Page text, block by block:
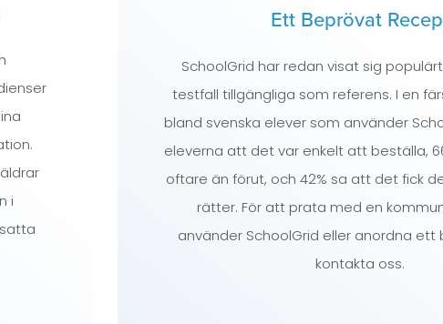
i
Ett Beprövat
SchoolGrid har redan visat sig
testfall tillgängliga som referens. I en
bland svenska elever som använder
eleverna att det var enkelt att beställa,
oftare än förut, och 42% sa att det fick
rätter. För att prata med en
använder SchoolGrid eller anordna ett
kontakta oss.